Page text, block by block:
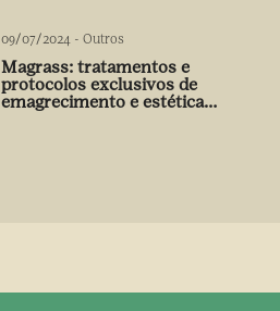
09/07/2024 - Outros
Magrass: tratamentos e
protocolos exclusivos de
emagrecimento e estética